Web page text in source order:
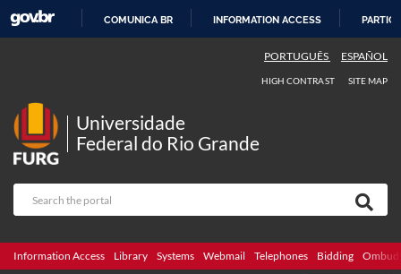
COMUNICA BR INFORMATION ACCESS
PORTUGUÊS ESPAÑOL
HIGH CONTRAST SITE MAP
Universidade
Federal do Rio Grande
Information Access Library Systems Webmail Telephones Bidding